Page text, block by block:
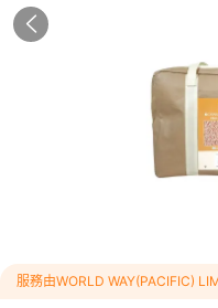
大】 97"X89"
HKD
<p><img style="display:
t: auto;" src="https://
0gakwzfp3876.jpg"
<h3><span style="text-
f;">Casablanca | 天然大
></h3><p>&nbsp;</
天然大豆夏涼被以大豆豆
求；加上大豆纖維含有多
身心，安心入睡。</
服務由WORLD WAY(PACIFIC)